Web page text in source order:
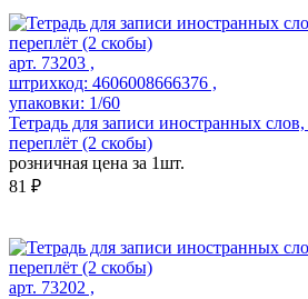
арт. 73203 ,
штрихкод: 4606008666376 ,
упаковки: 1/60
Тетрадь для записи иностранных
переплёт (2 скобы)
розничная цена за 1шт.
81 ₽
арт. 73202 ,